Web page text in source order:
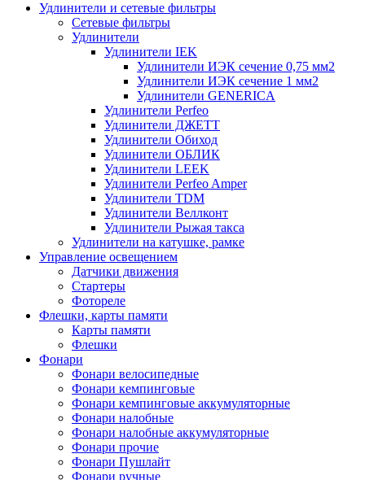
Удлинители и сетевые фильтры
Сетевые фильтры
Удлинители
Удлинители IEK
Удлинители ИЭК сечение 0,75 мм2
Удлинители ИЭК сечение 1 мм2
Удлинители GENERICA
Удлинители Perfeo
Удлинители ДЖЕТТ
Удлинители Обиход
Удлинители ОБЛИК
Удлинители LEEK
Удлинители Perfeo Amper
Удлинители TDM
Удлинители Веллконт
Удлинители Рыжая такса
Удлинители на катушке, рамке
Управление освещением
Датчики движения
Стартеры
Фотореле
Флешки, карты памяти
Карты памяти
Флешки
Фонари
Фонари велосипедные
Фонари кемпинговые
Фонари кемпинговые аккумуляторные
Фонари налобные
Фонари налобные аккумуляторные
Фонари прочие
Фонари Пушлайт
Фонари ручные